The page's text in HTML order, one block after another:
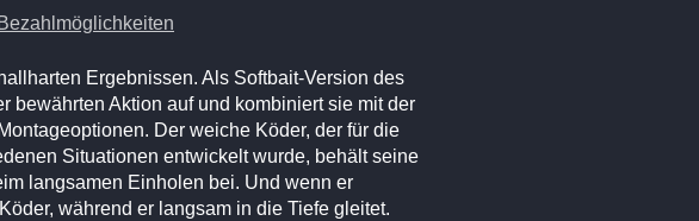
Ergebnissen. Als Softbait-Version des
bewährten Aktion auf und kombiniert sie mit der
Der weiche Köder, der für die
Situationen entwickelt wurde, behält seine
langsamen Einholen bei. Und wenn er
während er langsam in die Tiefe gleitet.